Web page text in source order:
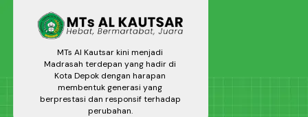
MTs Al Kautsar kini menjadi
Madrasah terdepan yang hadir di
Kota Depok dengan harapan
membentuk generasi yang
berprestasi dan responsif terhadap
perubahan.